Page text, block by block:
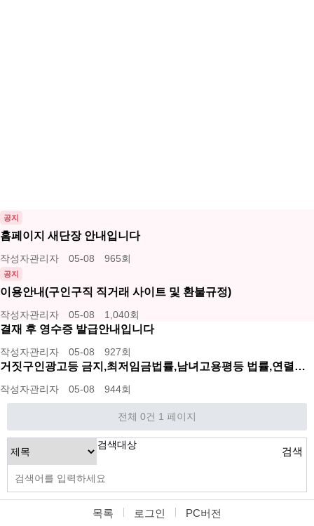
공지
홈페이지 새단장 안내입니다
작성자관리자 05-08 965회
공지
이용안내(구인구직 직거래 사이트 및 환불규정)
작성자관리자 05-08 1,040회
결재 후 영수증 발급안내입니다
작성자관리자 05-08 927회
거짓구인광고등 금지,최저임금법률,남녀고용평등 법률,연렬…
작성자관리자 05-08 944회
전체 0건 1 페이지
검색대상
검색
목록 로그인 PC버전